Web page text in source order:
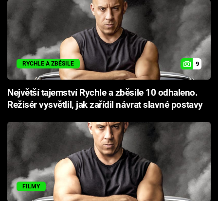
RYCHLE A ZBĚSILE 9
Největší tajemství Rychle a zběsile 10 odhaleno.
Režisér vysvětlil, jak zařídil návrat slavné postavy
FILMY